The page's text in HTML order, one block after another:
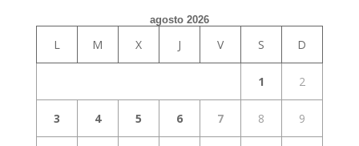
agosto 2026
L M X J V S D
1 2
3 4 5 6 7 8 9